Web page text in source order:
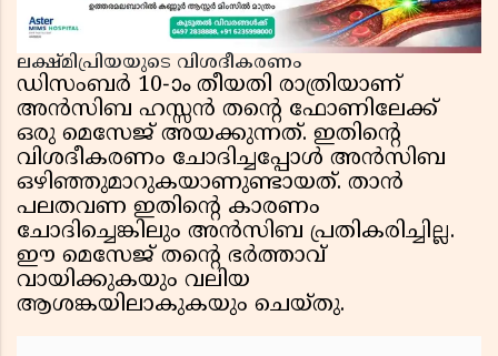
ലക്ഷ്മിപ്രിയയുടെ വിശദീകരണം
ഡിസംബർ 10-ാം തീയതി രാത്രിയാണ്
അൻസിബ ഹസ്സൻ തന്റെ ഫോണിലേക്ക്
ഒരു മെസേജ് അയക്കുന്നത്. ഇതിന്റെ
വിശദീകരണം ചോദിച്ചപ്പോൾ അൻസിബ
ഒഴിഞ്ഞുമാറുകയാണുണ്ടായത്. താൻ
പലതവണ ഇതിന്റെ കാരണം
ചോദിച്ചെങ്കിലും അൻസിബ പ്രതികരിച്ചില്ല.
ഈ മെസേജ് തന്റെ ഭർത്താവ്
വായിക്കുകയും വലിയ
ആശങ്കയിലാകുകയും ചെയ്തു.